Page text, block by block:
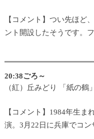
【コメント】つい先ほど
ント開設したそうです。
20:38ごろ～
（紅）丘みどり 「紙の鶴」
【コメント】1984年生ま
演。3月22日に兵庫でコン